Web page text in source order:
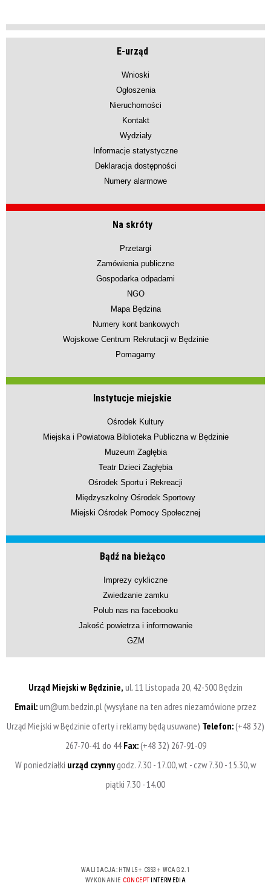
E-urząd
Wnioski
Ogłoszenia
Nieruchomości
Kontakt
Wydziały
Informacje statystyczne
Deklaracja dostępności
Numery alarmowe
Na skróty
Przetargi
Zamówienia publiczne
Gospodarka odpadami
NGO
Mapa Będzina
Numery kont bankowych
Wojskowe Centrum Rekrutacji w Będzinie
Pomagamy
Instytucje miejskie
Ośrodek Kultury
Miejska i Powiatowa Biblioteka Publiczna w Będzinie
Muzeum Zagłębia
Teatr Dzieci Zagłębia
Ośrodek Sportu i Rekreacji
Międzyszkolny Ośrodek Sportowy
Miejski Ośrodek Pomocy Społecznej
Bądź na bieżąco
Imprezy cykliczne
Zwiedzanie zamku
Polub nas na facebooku
Jakość powietrza i informowanie
GZM
Urząd Miejski w Będzinie, ul. 11 Listopada 20, 42-500 Będzin
Email:um@um.bedzin.pl (wysyłane na ten adres niezamówione przez
Urząd Miejski w Będzinie oferty i reklamy będą usuwane) Telefon:(+48 32)
267-70-41 do 44Fax:(+48 32) 267-91-09
W poniedziałki urząd czynnygodz. 7.30 - 17.00, wt - czw 7.30 - 15.30, w
piątki 7.30 - 14.00
WALIDACJA: HTML5+ CSS3 + WCAG 2.1
WYKONANIE CONCEPT INTERMEDIA